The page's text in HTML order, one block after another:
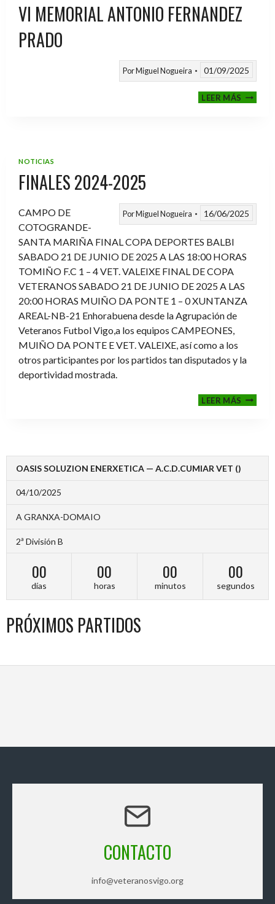
VI MEMORIAL ANTONIO FERNANDEZ
PRADO
PorMiguel Nogueira 01/09/2025
LEER MÁSVI
NOTICIAS
FINALES 2024-2025
PorMiguel Nogueira 16/06/2025
CAMPO DE
COTOGRANDE-
SANTA MARIÑA FINAL COPA DEPORTES BALBI
SABADO 21 DE JUNIO DE 2025 A LAS 18:00 HORAS
TOMIÑO F.C 1 – 4 VET. VALEIXE FINAL DE COPA
VETERANOS SABADO 21 DE JUNIO DE 2025 A LAS
20:00 HORAS MUIÑO DA PONTE 1 – 0 XUNTANZA
AREAL-NB-21 Enhorabuena desde la Agrupación de
Veteranos Futbol Vigo,a los equipos CAMPEONES,
MUIÑO DA PONTE E VET. VALEIXE, así como a los
otros participantes por los partidos tan disputados y la
deportividad mostrada.
LEER MÁS
2024-
OASIS SOLUZION ENERXETICA — A.C.D.CUMIAR VET ()
04/10/2025
A GRANXA-DOMAIO
2ª División B
00
días
00
horas
00
minutos
00
segundos
PRÓXIMOS PARTIDOS
CONTACTO
info@veteranosvigo.org